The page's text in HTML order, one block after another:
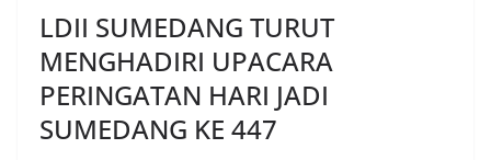
LDII SUMEDANG TURUT
MENGHADIRI UPACARA
PERINGATAN HARI JADI
SUMEDANG KE 447